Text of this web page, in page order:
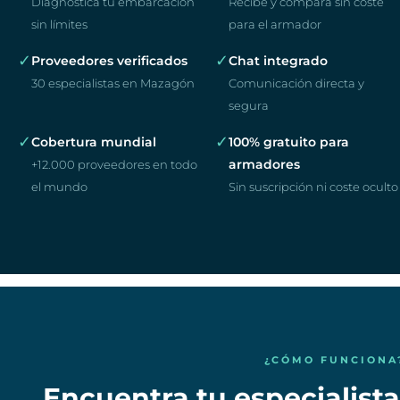
sin límites
para el armador
✓ Proveedores verificados
30 especialistas en Mazagón
✓Chat integrado
Comunicación directa y
segura
✓Cobertura mundial
+12.000 proveedores en todo
el mundo
✓100% gratuito para
armadores
Sin suscripción ni coste oculto
¿CÓMO